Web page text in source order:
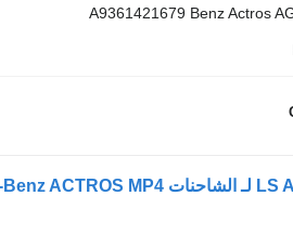
A9361421679 Benz Actros